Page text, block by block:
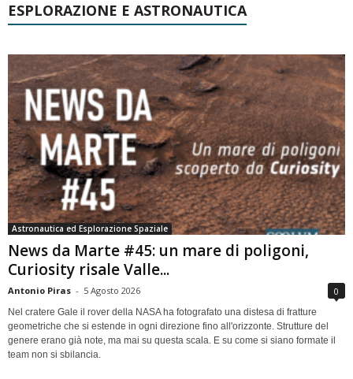
ESPLORAZIONE E ASTRONAUTICA
Astronautica ed Esplorazione Spaziale
News da Marte #45: un mare di poligoni,
Curiosity risale Valle...
Antonio Piras - 5 Agosto 2026 0
Nel cratere Gale il rover della NASA ha fotografato una distesa di fratture
geometriche che si estende in ogni direzione fino all'orizzonte. Strutture del
genere erano già note, ma mai su questa scala. E su come si siano formate il
team non si sbilancia.